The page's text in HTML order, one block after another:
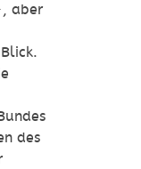
aber
des